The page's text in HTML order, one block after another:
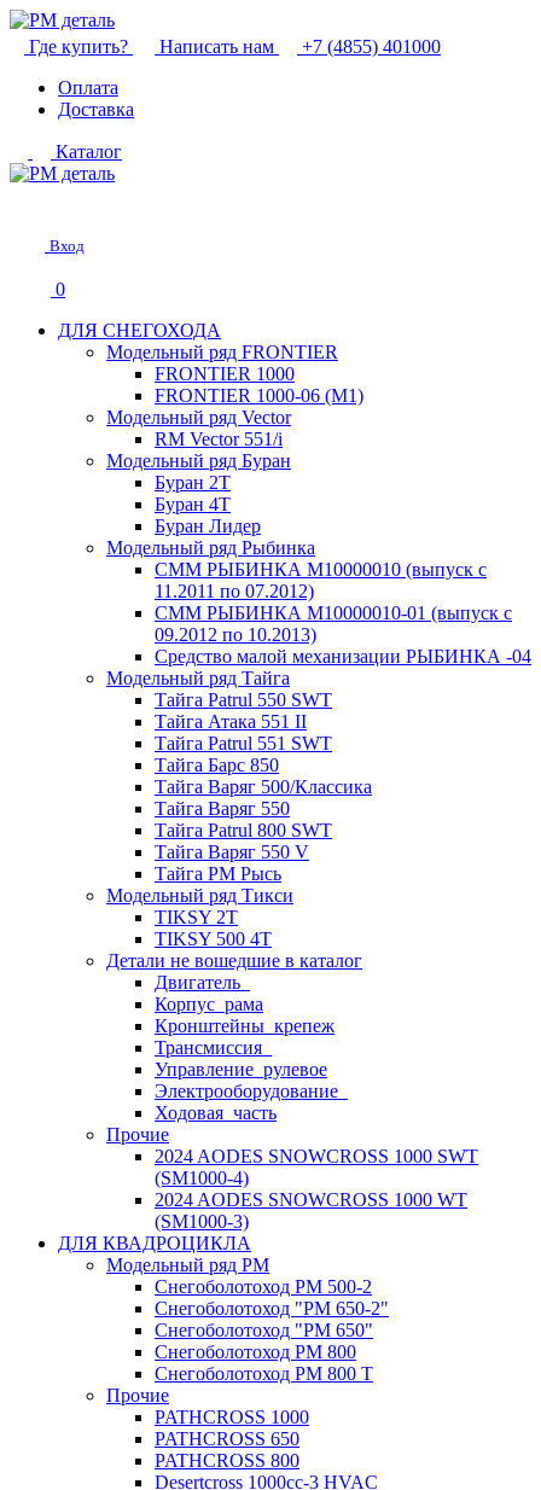
Где купить? Написать нам
+7 (4855) 401000
Оплата
Доставка
Каталог
Вход
0
ДЛЯ СНЕГОХОДА
Модельный ряд FRONTIER
FRONTIER 1000
FRONTIER 1000-06 (М1)
Модельный ряд Vector
RM Vector 551/i
Модельный ряд Буран
Буран 2Т
Буран 4Т
Буран Лидер
Модельный ряд Рыбинка
СММ РЫБИНКА M10000010 (выпуск с
11.2011 по 07.2012)
СММ РЫБИНКА M10000010-01 (выпуск с
09.2012 по 10.2013)
Средство малой механизации РЫБИНКА -04
Модельный ряд Тайга
Тайга Patrul 550 SWT
Тайга Атака 551 II
Тайга Patrul 551 SWT
Тайга Барс 850
Тайга Варяг 500/Классика
Тайга Варяг 550
Тайга Patrul 800 SWT
Тайга Варяг 550 V
Тайга РМ Рысь
Модельный ряд Тикси
TIKSY 2T
TIKSY 500 4T
Детали не вошедшие в каталог
Двигатель_
Корпус_рама
Кронштейны_крепеж
Трансмиссия_
Управление_рулевое
Электрооборудование_
Ходовая_часть
Прочие
2024 AODES SNOWCROSS 1000 SWT
(SM1000-4)
2024 AODES SNOWCROSS 1000 WT
(SM1000-3)
ДЛЯ КВАДРОЦИКЛА
Модельный ряд РМ
Снегоболотоход РМ 500-2
Снегоболотоход "РМ 650-2"
Снегоболотоход "РМ 650"
Снегоболотоход РМ 800
Снегоболотоход РМ 800 Т
Прочие
PATHCROSS 1000
PATHCROSS 650
PATHCROSS 800
Desertcross 1000cc-3 HVAC